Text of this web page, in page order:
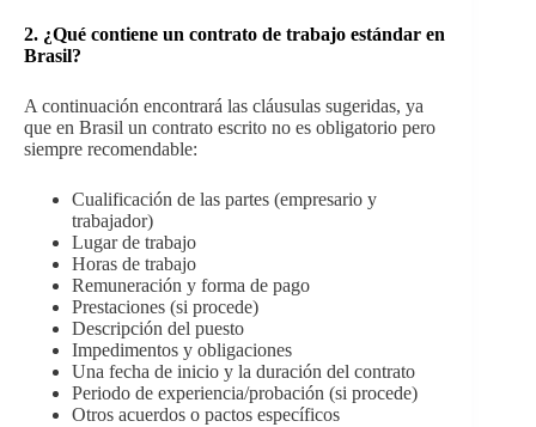
2. ¿Qué contiene un contrato de trabajo estándar en
Brasil?
A continuación encontrará las cláusulas sugeridas, ya
que en Brasil un contrato escrito no es obligatorio pero
siempre recomendable:
Cualificación de las partes (empresario y
trabajador)
Lugar de trabajo
Horas de trabajo
Remuneración y forma de pago
Prestaciones (si procede)
Descripción del puesto
Impedimentos y obligaciones
Una fecha de inicio y la duración del contrato
Periodo de experiencia/probación (si procede)
Otros acuerdos o pactos específicos